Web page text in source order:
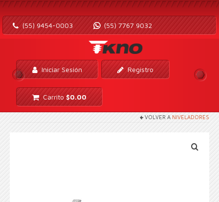
(55) 9454-0003 (55) 7767 9032
Iniciar Sesión Registro
Carrito $0.00
VOLVER A NIVELADORES